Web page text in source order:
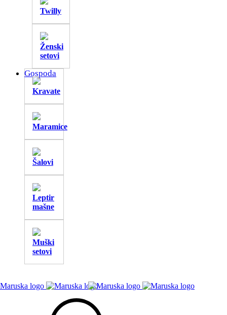
Twilly
Ženski
setovi
Gospoda
Kravate
Maramice
Šalovi
Leptir
mašne
Muški
setovi